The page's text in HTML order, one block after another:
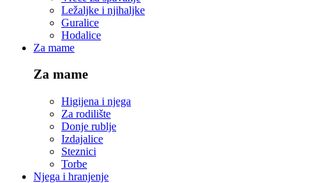
Ležaljke i njihaljke
Guralice
Hodalice
Za mame
Za mame
Higijena i njega
Za rodilište
Donje rublje
Izdajalice
Steznici
Torbe
Njega i hranjenje